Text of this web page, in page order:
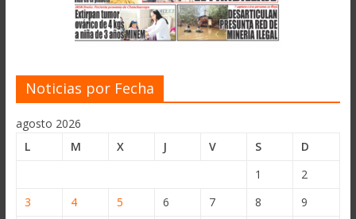
Noticias por Fecha
agosto 2026
L
M X J V S
D
1
2
3
4 5 6 7 8
9